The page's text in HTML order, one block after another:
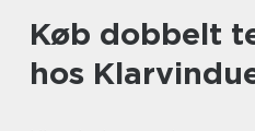
Køb dobbelt
hos